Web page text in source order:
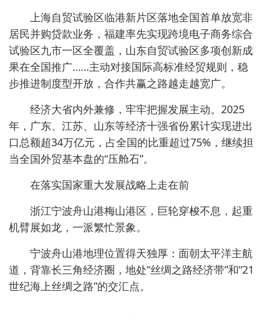
上海自贸试验区临港新片区落地全国首单放宽非
居民并购贷款业务，福建率先实现跨境电子商务综合
试验区九市一区全覆盖，山东自贸试验区多项创新成
果在全国推广……主动对接国际高标准经贸规则，稳
步推进制度型开放，合作共赢之路越走越宽广。
经济大省内外兼修，牢牢把握发展主动。2025
年，广东、江苏、山东等经济十强省份累计实现进出
口总额超34万亿元，占全国的比重超过75%，继续担
当全国外贸基本盘的“压舱石”。
在落实国家重大发展战略上走在前
浙江宁波舟山港梅山港区，巨轮穿梭不息，起重
机臂展如龙，一派繁忙景象。
宁波舟山港地理位置得天独厚：面朝太平洋主航
道，背靠长三角经济圈，地处“丝绸之路经济带”和“21
世纪海上丝绸之路”的交汇点。